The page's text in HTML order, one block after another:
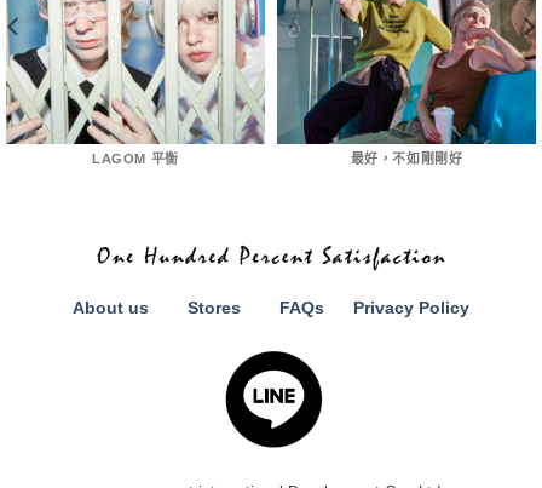
LAGOM 平衡 最好，不如剛剛好
About us Stores FAQs Privacy Policy